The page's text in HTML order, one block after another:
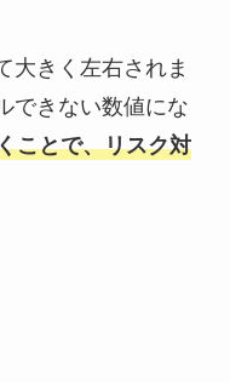
大きく左右されま
できない数値にな
ことで、リスク対